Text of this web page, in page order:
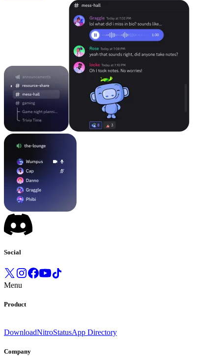
Social
Menu
Product
DownloadNitroStatusApp Directory
Company